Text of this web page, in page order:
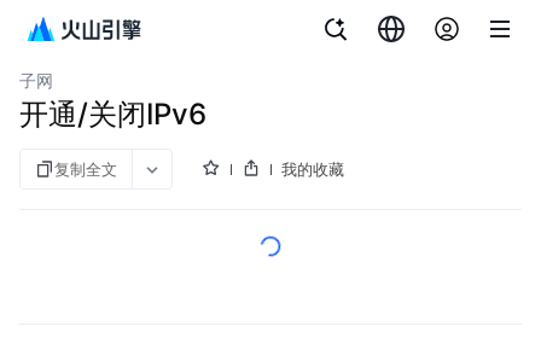
私有网络
子网
开通/关闭IPv6
复制全文 我的收藏